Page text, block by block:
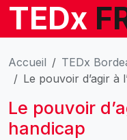
TEDx
Accueil
TEDx
Le pouvoir d’agir à
Le pouvoir
handicap